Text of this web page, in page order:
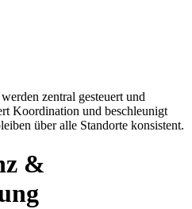
zentral gesteuert und
Koordination und beschleunigt
über alle Standorte konsistent.
&